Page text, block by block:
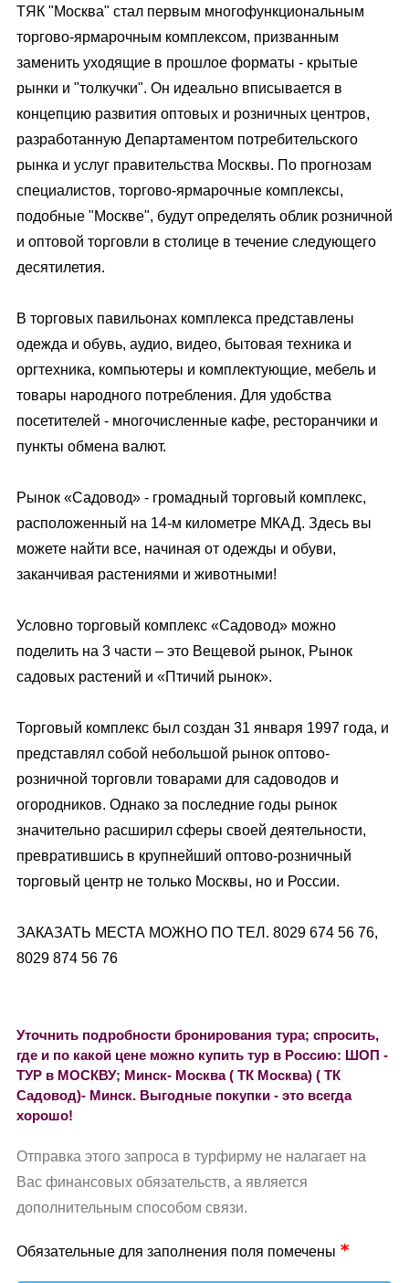
ТЯК "Москва" стал первым многофункциональным
торгово-ярмарочным комплексом, призванным
заменить уходящие в прошлое форматы - крытые
рынки и "толкучки". Он идеально вписывается в
концепцию развития оптовых и розничных центров,
разработанную Департаментом потребительского
рынка и услуг правительства Москвы. По прогнозам
специалистов, торгово-ярмарочные комплексы,
подобные "Москве", будут определять облик розничной
и оптовой торговли в столице в течение следующего
десятилетия.
В торговых павильонах комплекса представлены
одежда и обувь, аудио, видео, бытовая техника и
оргтехника, компьютеры и комплектующие, мебель и
товары народного потребления. Для удобства
посетителей - многочисленные кафе, ресторанчики и
пункты обмена валют.
Рынок «Садовод» - громадный торговый комплекс,
расположенный на 14-м километре МКАД. Здесь вы
можете найти все, начиная от одежды и обуви,
заканчивая растениями и животными!
Условно торговый комплекс «Садовод» можно
поделить на 3 части – это Вещевой рынок, Рынок
садовых растений и «Птичий рынок».
Торговый комплекс был создан 31 января 1997 года, и
представлял собой небольшой рынок оптово-
розничной торговли товарами для садоводов и
огородников. Однако за последние годы рынок
значительно расширил сферы своей деятельности,
превратившись в крупнейший оптово-розничный
торговый центр не только Москвы, но и России.
ЗАКАЗАТЬ МЕСТА МОЖНО ПО ТЕЛ. 8029 674 56 76,
8029 874 56 76
Уточнить подробности бронирования тура; спросить,
где и по какой цене можно купить тур в Россию: ШОП -
ТУР в МОСКВУ; Минск- Москва ( ТК Москва) ( ТК
Садовод)- Минск. Выгодные покупки - это всегда
хорошо!
Отправка этого запроса в турфирму не налагает на
Вас финансовых обязательств, а является
дополнительным способом связи.
Обязательные для заполнения поля помечены